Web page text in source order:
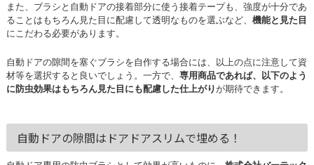
また、ブラシと自動ドアの接着部分に使う接着テープも、強度が十分であ
ることはもちろん見た目に配慮して透明なものを選ぶなど、 機能と見た目
にこだわる必要があります。
自動ドアの隙間を塞ぐブラシを自作する場合には、以上の点に注意して資
材等を選択すると良いでしょう。 一方で、 専用商品であれば、以下のよう
に防虫効果はもちろん見た目にも配慮した仕上がりが期待できます。
自動ドアの隙間はドアドアスリムで埋める！